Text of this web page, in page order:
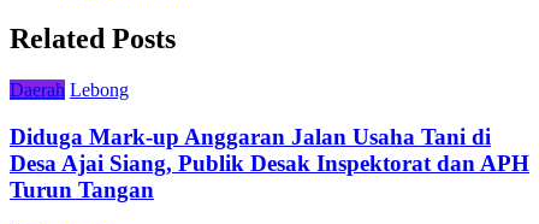
Related Posts
Daerah Lebong
Diduga Mark-up Anggaran Jalan Usaha Tani di
Desa Ajai Siang, Publik Desak Inspektorat dan APH
Turun Tangan